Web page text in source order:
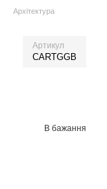
Архітектура
Артикул
CARTGGB
В бажання